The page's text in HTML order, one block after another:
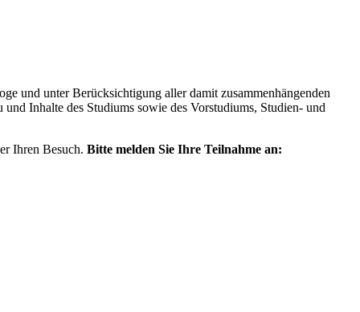
und unter Berücksichtigung aller damit zusammenhängenden
Inhalte des Studiums sowie des Vorstudiums, Studien- und
Ihren Besuch. Bitte melden Sie Ihre Teilnahme an: